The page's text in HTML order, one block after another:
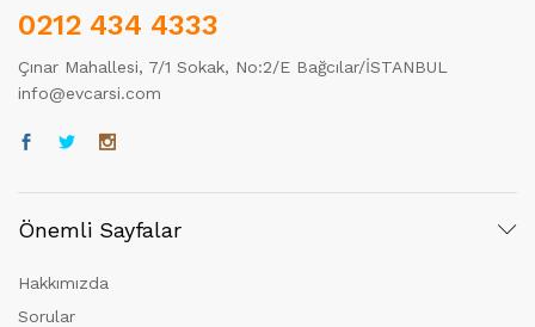
0212 434 4333
Çınar Mahallesi, 7/1 Sokak, No:2/E Bağcılar/İSTANBUL
info@evcarsi.com
Önemli Sayfalar
Hakkımızda
Sorular